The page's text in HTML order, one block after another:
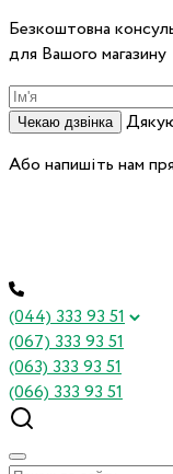
Безкоштовна
для Вашого магазину
Чекаю дзвінка
Або напишіть нам
(044) 333 93 51
(067) 333 93 51
(063) 333 93 51
(066) 333 93 51